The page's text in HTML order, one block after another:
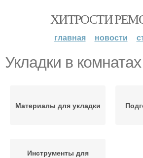
ХИТРОСТИ
главная новости
Укладки в комнатах
Материалы для укладки
Инструменты для